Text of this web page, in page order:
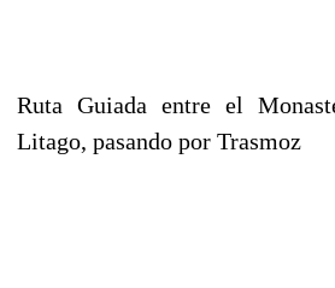
Ruta Guiada entre el
Litago, pasando por Trasmoz